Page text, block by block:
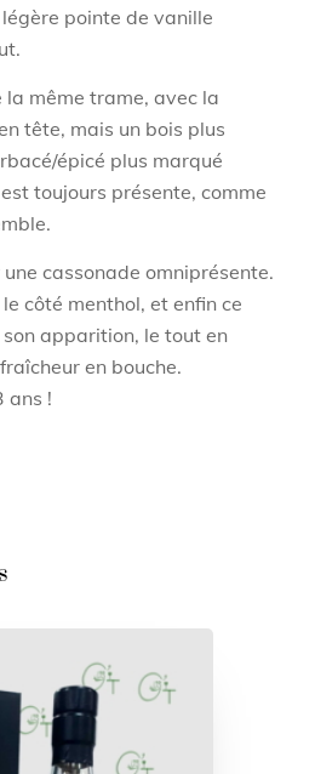
pointe de vanille
même trame, avec la
tête, mais un bois plus
épicé plus marqué
toujours présente, comme
cassonade omniprésente.
côté menthol, et enfin ce
apparition, le tout en
en bouche.
ans !